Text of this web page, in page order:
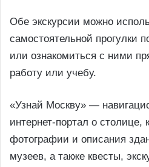
Обе экскурсии можно
самостоятельной прогулки
или ознакомиться с ними
работу или учебу.
«Узнай Москву» —
интернет-портал о столице,
фотографии и описания
музеев, а также квесты,